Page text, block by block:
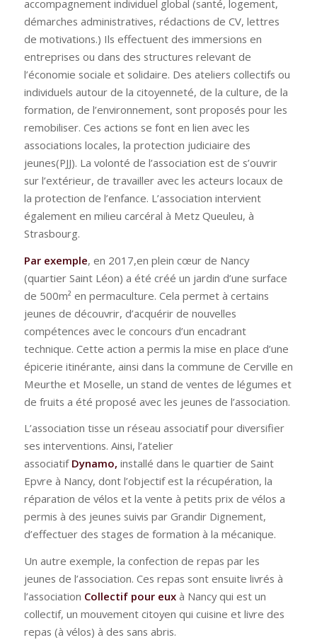
accompagnement individuel global (santé, logement,
démarches administratives, rédactions de CV, lettres
de motivations.) Ils effectuent des immersions en
entreprises ou dans des structures relevant de
l’économie sociale et solidaire. Des ateliers collectifs ou
individuels autour de la citoyenneté, de la culture, de la
formation, de l’environnement, sont proposés pour les
remobiliser. Ces actions se font en lien avec les
associations locales, la protection judiciaire des
jeunes(PJJ). La volonté de l’association est de s’ouvrir
sur l’extérieur, de travailler avec les acteurs locaux de
la protection de l’enfance. L’association intervient
également en milieu carcéral à Metz Queuleu, à
Strasbourg.
Par exemple, en 2017,en plein cœur de Nancy
(quartier Saint Léon) a été créé un jardin d’une surface
de 500m² en permaculture. Cela permet à certains
jeunes de découvrir, d’acquérir de nouvelles
compétences avec le concours d’un encadrant
technique. Cette action a permis la mise en place d’une
épicerie itinérante, ainsi dans la commune de Cerville en
Meurthe et Moselle, un stand de ventes de légumes et
de fruits a été proposé avec les jeunes de l’association.
L’association tisse un réseau associatif pour diversifier
ses interventions. Ainsi, l’atelier
associatif Dynamo, installé dans le quartier de Saint
Epvre à Nancy, dont l’objectif est la récupération, la
réparation de vélos et la vente à petits prix de vélos a
permis à des jeunes suivis par Grandir Dignement,
d’effectuer des stages de formation à la mécanique.
Un autre exemple, la confection de repas par les
jeunes de l’association. Ces repas sont ensuite livrés à
l’association Collectif pour eux à Nancy qui est un
collectif, un mouvement citoyen qui cuisine et livre des
repas (à vélos) à des sans abris.